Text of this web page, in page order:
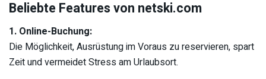
Beliebte Features von netski.com
1. Online-Buchung:
Die Möglichkeit, Ausrüstung im Voraus zu reservieren, spart
Zeit und vermeidet Stress am Urlaubsort.